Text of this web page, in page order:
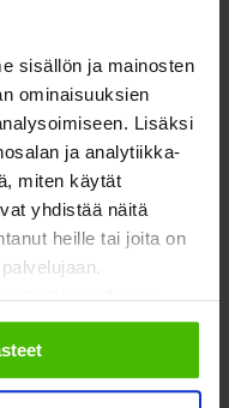
sisällön ja mainosten
ominaisuuksien
Lisäksi
ja analytiikka-
miten käytät
yhdistää näitä
heille tai joita on
sallimiisi
ilmoittaa myös
tehdä?